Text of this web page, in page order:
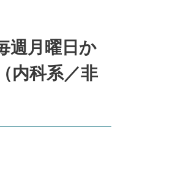
週月曜日か
内科系／非